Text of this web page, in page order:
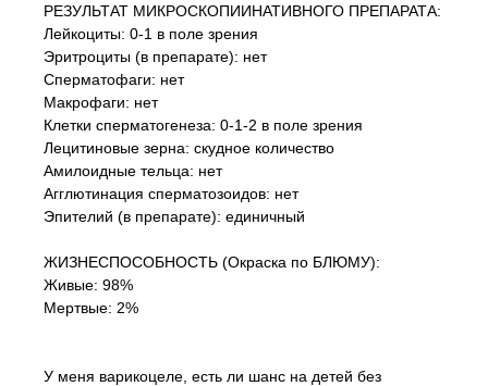
РЕЗУЛЬТАТ МИКРОСКОПИИНАТИВНОГО ПРЕПАРАТА:
Лейкоциты: 0-1 в поле зрения
Эритроциты (в препарате): нет
Сперматофаги: нет
Макрофаги: нет
Клетки сперматогенеза: 0-1-2 в поле зрения
Лецитиновые зерна: скудное количество
Амилоидные тельца: нет
Агглютинация сперматозоидов: нет
Эпителий (в препарате): единичный
ЖИЗНЕСПОСОБНОСТЬ (Окраска по БЛЮМУ):
Живые: 98%
Мертвые: 2%
У меня варикоцеле, есть ли шанс на детей без